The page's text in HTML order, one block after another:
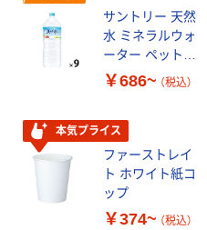
サントリー 天然
水 ミネラルウォ
ーター ペットボ
トル
￥686~ （税込）
本気プライス
ファーストレイ
ト ホワイト紙コ
ップ
￥374~ （税込）